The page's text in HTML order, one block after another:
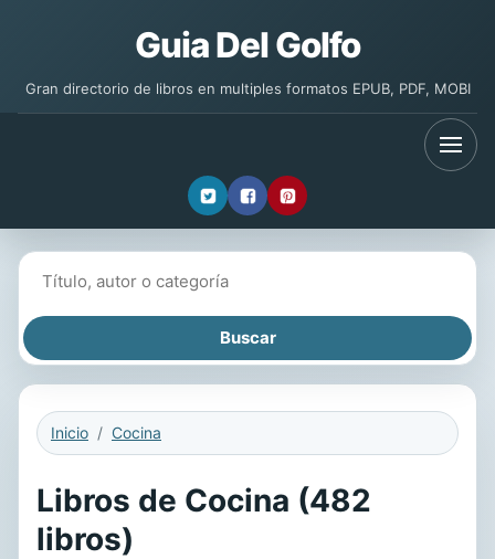
Guia Del Golfo
Gran directorio de libros en multiples formatos EPUB, PDF, MOBI
Inicio Cocina
Libros de Cocina (482
libros)